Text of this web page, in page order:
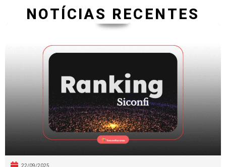
NOTÍCIAS RECENTES
22/09/2025